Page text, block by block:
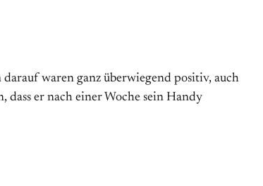
waren ganz überwiegend positiv, auch
er nach einer Woche sein Handy